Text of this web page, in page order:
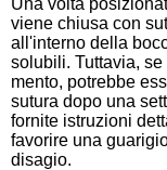
viene chiusa con
all'interno della
solubili. Tuttavia, se
mento, potrebbe
sutura dopo una
fornite istruzioni
favorire una
disagio.